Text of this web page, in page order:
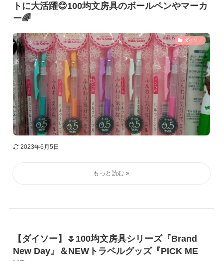
トに大活躍😊100均文房具のボールペンやマーカ
ー🌈
ダイソー
2023年6月5日
【ダイソー】🌷100均文房具シリーズ『Brand
New Day』＆NEWトラベルグッズ『PICK ME